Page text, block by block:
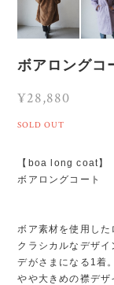
ボアロングコ
¥28,880
SOLD OUT
【boa long coat】
ボアロングコート
ボア素材を使用した
クラシカルなデザ
デがさまになる1着。
やや大きめの襟デザ